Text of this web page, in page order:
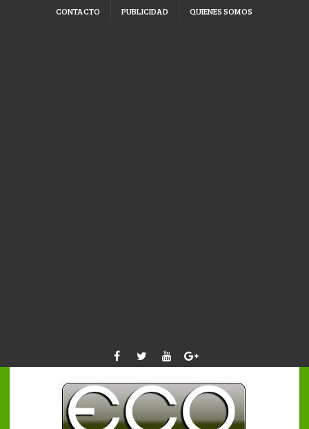
CONTACTO PUBLICIDAD QUIENES SOMOS